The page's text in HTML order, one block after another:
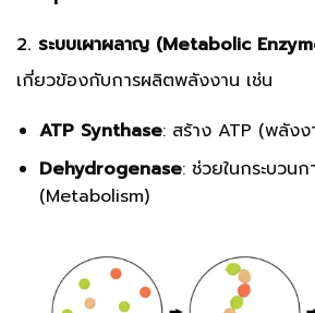
2. ระบบเผาผลาญ (Metabolic
เกี่ยวข้องกับการผลิตพลังงาน เช่น
ATP Synthase: สร้าง ATP (พลังง
Dehydrogenase: ช่วยในกระบวน
(Metabolism)